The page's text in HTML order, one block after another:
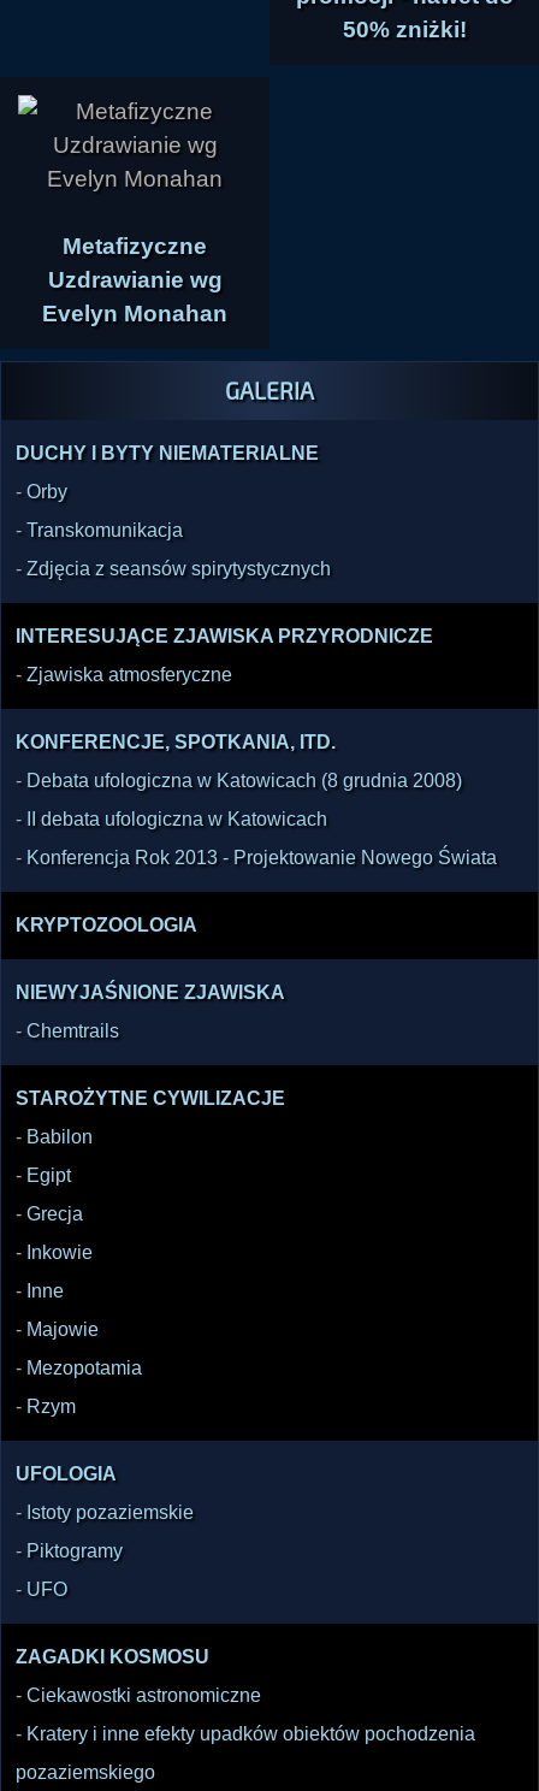
50% zniżki!
Metafizyczne
Uzdrawianie wg
Evelyn Monahan
GALERIA
DUCHY I BYTY NIEMATERIALNE
-Orby
-Transkomunikacja
-Zdjęcia z seansów spirytystycznych
INTERESUJĄCE ZJAWISKA PRZYRODNICZE
- Zjawiska atmosferyczne
KONFERENCJE, SPOTKANIA, ITD.
- Debata ufologiczna w Katowicach (8 grudnia 2008)
- II debata ufologiczna w Katowicach
- Konferencja Rok 2013 - Projektowanie Nowego Świata
KRYPTOZOOLOGIA
NIEWYJAŚNIONE ZJAWISKA
-Chemtrails
STAROŻYTNE CYWILIZACJE
- Babilon
- Egipt
- Grecja
- Inkowie
- Inne
- Majowie
- Mezopotamia
- Rzym
UFOLOGIA
- Istoty pozaziemskie
- Piktogramy
- UFO
ZAGADKI KOSMOSU
- Ciekawostki astronomiczne
- Kratery i inne efekty upadków obiektów pochodzenia
pozaziemskiego